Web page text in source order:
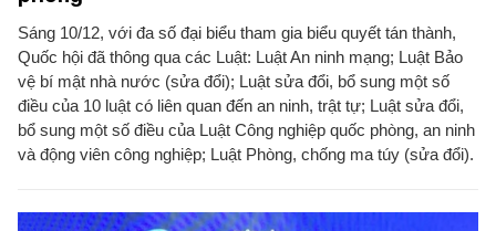
Sáng 10/12, với đa số đại biểu tham gia biểu quyết tán thành,
Quốc hội đã thông qua các Luật: Luật An ninh mạng; Luật Bảo
vệ bí mật nhà nước (sửa đổi); Luật sửa đổi, bổ sung một số
điều của 10 luật có liên quan đến an ninh, trật tự; Luật sửa đổi,
bổ sung một số điều của Luật Công nghiệp quốc phòng, an ninh
và động viên công nghiệp; Luật Phòng, chống ma túy (sửa đổi).